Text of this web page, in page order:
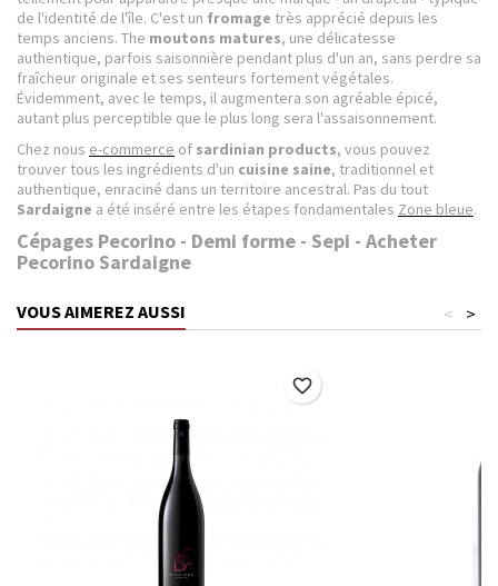
de l'identité de l'île. C'est un fromage très apprécié depuis les
temps anciens. The moutons matures, une délicatesse
authentique, parfois saisonnière pendant plus d'un an, sans perdre sa
fraîcheur originale et ses senteurs fortement végétales.
Évidemment, avec le temps, il augmentera son agréable épicé,
autant plus perceptible que le plus long sera l'assaisonnement.
Chez nous e-commerce of sardinian products, vous pouvez
trouver tous les ingrédients d'un cuisine saine, traditionnel et
authentique, enraciné dans un territoire ancestral. Pas du tout
Sardaigne a été inséré entre les étapes fondamentales Zone bleue.
Cépages Pecorino - Demi forme - Sepi - Acheter
Pecorino Sardaigne
VOUS AIMEREZ AUSSI >
<
favorite_border